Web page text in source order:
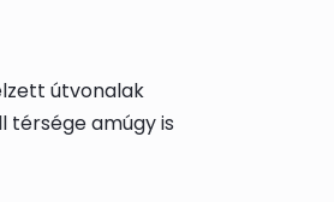
útvonalak
térsége amúgy is